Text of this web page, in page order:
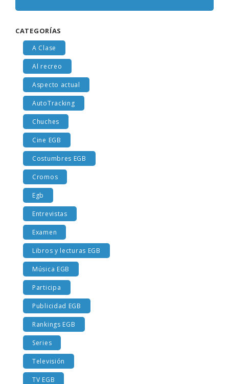
CATEGORÍAS
A Clase
Al recreo
Aspecto actual
AutoTracking
Chuches
Cine EGB
Costumbres EGB
Cromos
Egb
Entrevistas
Examen
Libros y lecturas EGB
Música EGB
Participa
Publicidad EGB
Rankings EGB
Series
Televisión